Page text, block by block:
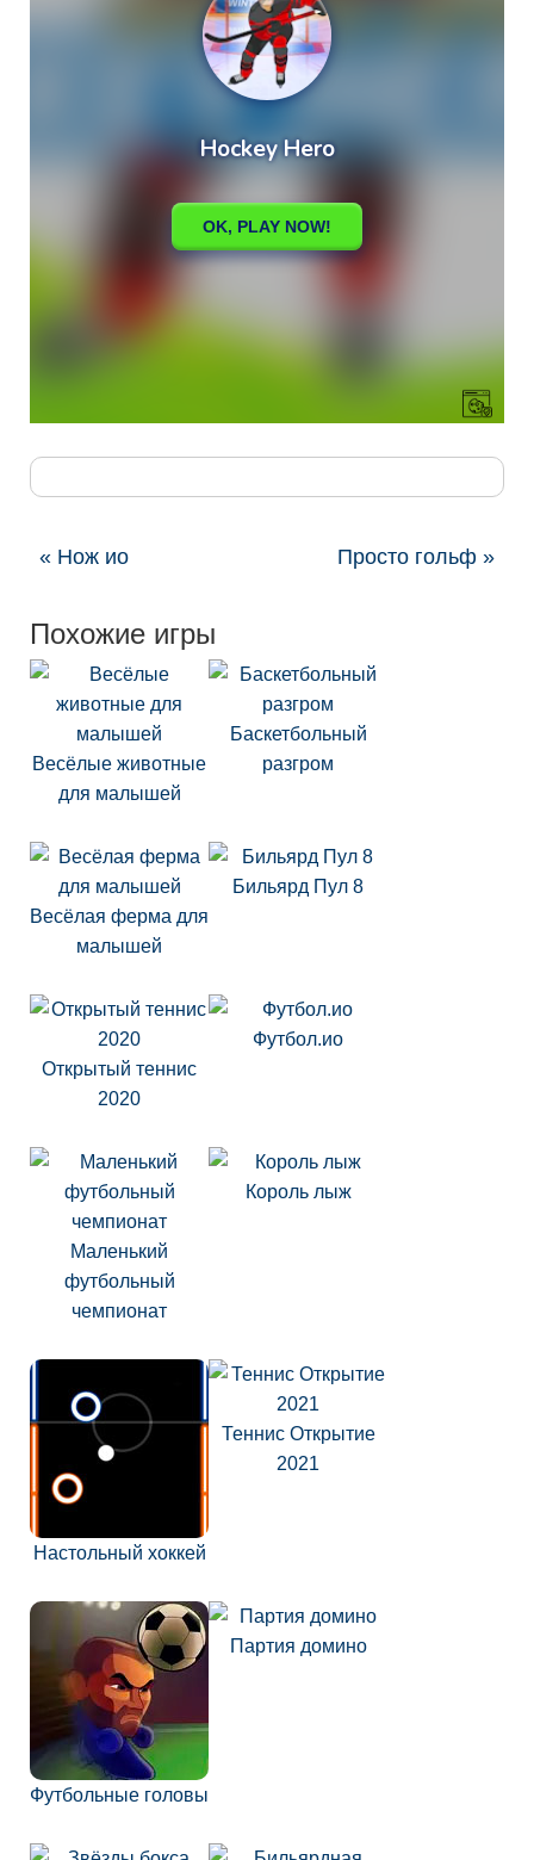
« Нож ио Просто гольф »
Похожие игры
Весёлые животные
для малышей
Баскетбольный
разгром
Весёлая ферма для
малышей
Бильярд Пул 8
Открытый теннис
2020
Футбол.ио
Маленький
футбольный
чемпионат
Король лыж
Настольный хоккей
Теннис Открытие
2021
Футбольные головы
Партия домино